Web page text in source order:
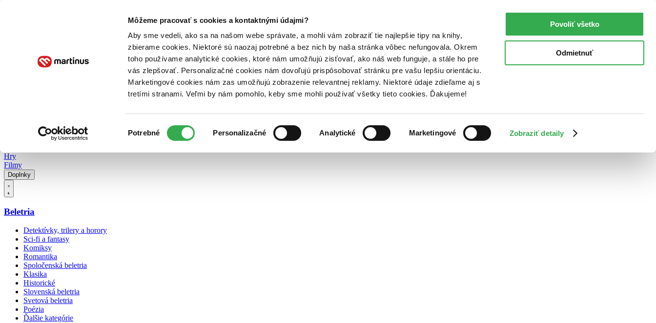
Môžeme pracovať s cookies a kontaktnými údajmi?
Aby sme vedeli, ako sa na našom webe správate, a mohli vám zobraziť tie najlepšie tipy na knihy,
zbierame cookies. Niektoré sú naozaj potrebné a bez nich by naša stránka vôbec nefungovala. Okrem
toho používame analytické cookies, ktoré nám umožňujú zisťovať, ako náš web funguje, a stále ho pre
vás zlepšovať. Personalizačné cookies nám dovoľujú prispôsobovať stránku pre vašu lepšiu orientáciu.
Marketingové cookies nám zas umožňujú zobrazenie relevantnej reklamy. Niektoré údaje zdieľame aj s
tretími stranami. Veľmi by nám pomohlo, keby sme mohli používať všetky tieto cookies. Ďakujeme!
súhlasu
Potrebné Personalizačné Analytické Marketingové Zobraziť detaily
Povoliť všetko
Odmietnuť
Poukážky Kontakt
Hry
Filmy
Doplnky
Beletria
Detektívky, trilery a horory
Sci-fi a fantasy
Komiksy
Romantika
Spoločenská beletria
Klasika
Historické
Slovenská beletria
Svetová beletria
Poézia
Ďalšie kategórie